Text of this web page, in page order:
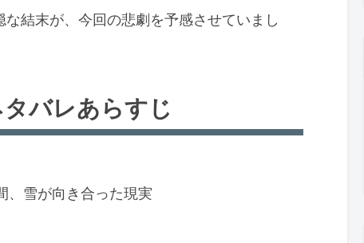
結末が、今回の悲劇を予感させていまし
バレあらすじ
雪が向き合った現実